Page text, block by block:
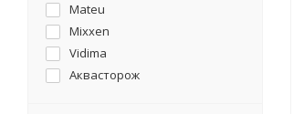
Mateu
Mixxen
Vidima
Аквасторож